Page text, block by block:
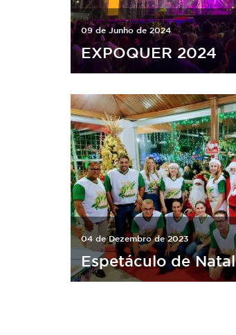
09 de Junho de 2024
EXPOQUER 2024
04 de Dezembro de 2023
Espetáculo de Natal